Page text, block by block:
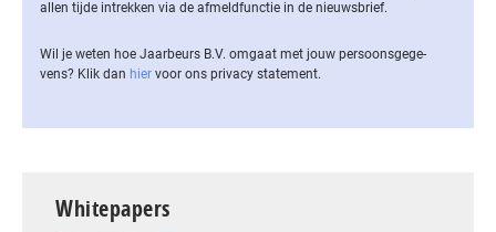
allen tijde intrekken via de af­meld­func­tie in de nieuwsbrief.
Wil je weten hoe Jaarbeurs B.V. omgaat met jouw per­soons­ge­ge­
vens? Klik dan hier voor ons privacy statement.
Whitepapers